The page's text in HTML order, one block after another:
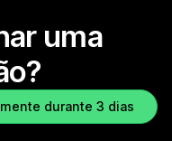
uma
durante 3 dias